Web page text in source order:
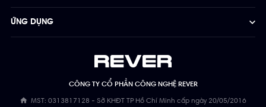
CÔNG TY CỔ PHẦN CÔNG NGHỆ REVER
MST: 0313817128 - Sở KHĐT TP Hồ Chí Minh cấp ngày 20/05/2016
ỨNG DỤNG